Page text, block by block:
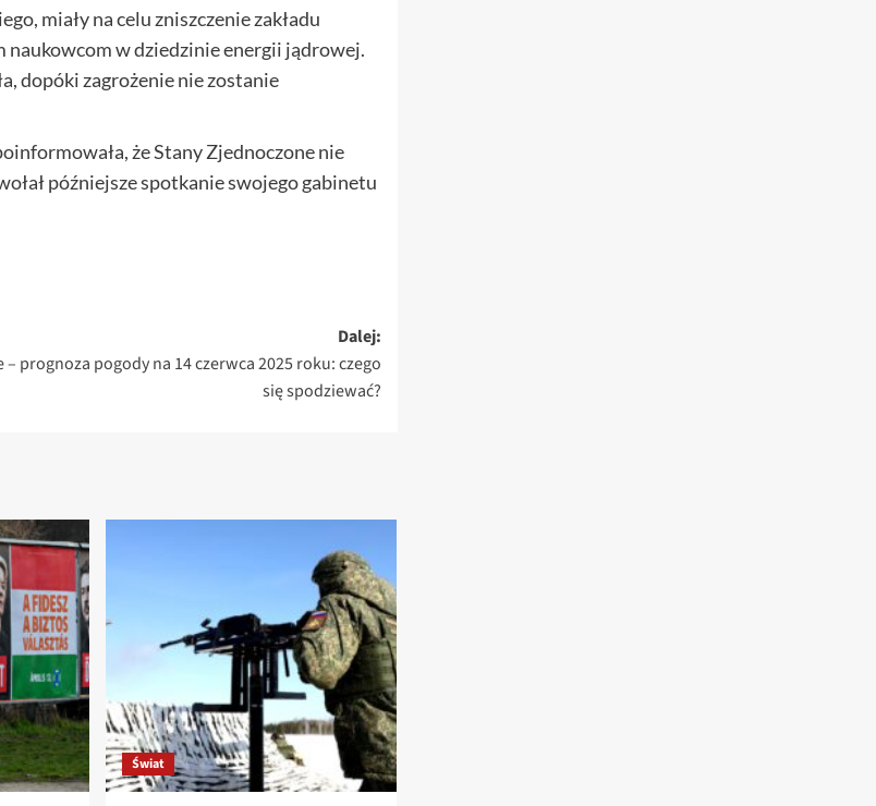
miały na celu zniszczenie zakładu
w dziedzinie energii jądrowej.
dopóki zagrożenie nie zostanie
że Stany Zjednoczone nie
późniejsze spotkanie swojego gabinetu
Dalej:
– prognoza pogody na 14 czerwca 2025 roku: czego
się spodziewać?
Świat